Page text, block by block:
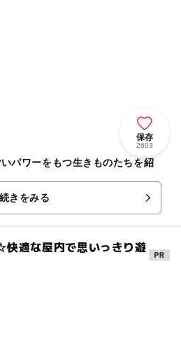
保存
2603
パワーをもつ生きものたちを紹
続きをみる
適な屋内で思いっきり遊